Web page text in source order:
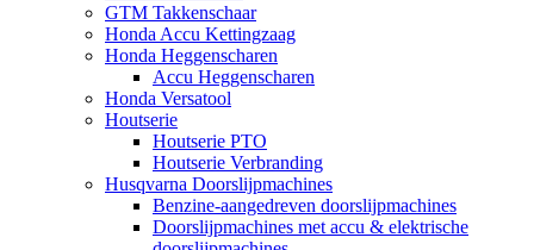
GTM Takkenschaar
Honda Accu Kettingzaag
Honda Heggenscharen
Accu Heggenscharen
Honda Versatool
Houtserie
Houtserie PTO
Houtserie Verbranding
Husqvarna Doorslijpmachines
Benzine-aangedreven doorslijpmachines
Doorslijpmachines met accu & elektrische